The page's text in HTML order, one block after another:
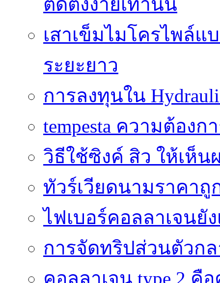
ติดตั้งง่ายเท่านั้น
เสาเข็มไมโครไพล์
ระยะยาว
การลงทุนใน
tempesta ความต้อง
วิธีใช้ซิงค์ สิว ให้เห็
ทัวร์เวียดนามราคาถู
ไฟเบอร์คอลลาเจนยั
การจัดทริปส่วนตัวก
คอลลาเจน type 2